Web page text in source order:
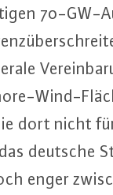
70-GW-
Wind-
dort nicht
deutsche
enger